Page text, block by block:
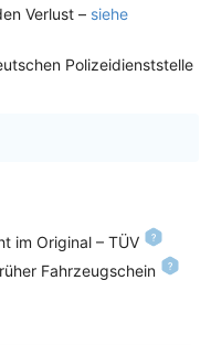
Verlust – siehe
Polizeidienststelle
im Original – TÜV
Fahrzeugschein